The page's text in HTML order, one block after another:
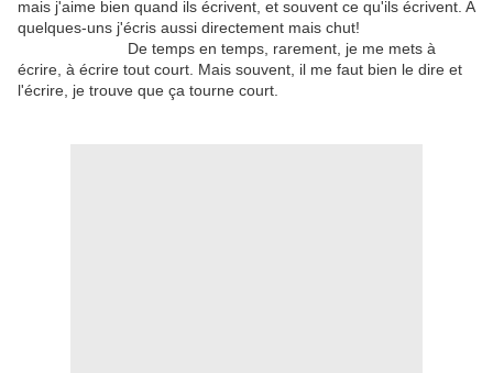
mais j'aime bien quand ils écrivent, et souvent ce qu'ils écrivent. A
quelques-uns j'écris aussi directement mais chut!
De temps en temps, rarement, je me mets à
écrire, à écrire tout court. Mais souvent, il me faut bien le dire et
l'écrire, je trouve que ça tourne court.